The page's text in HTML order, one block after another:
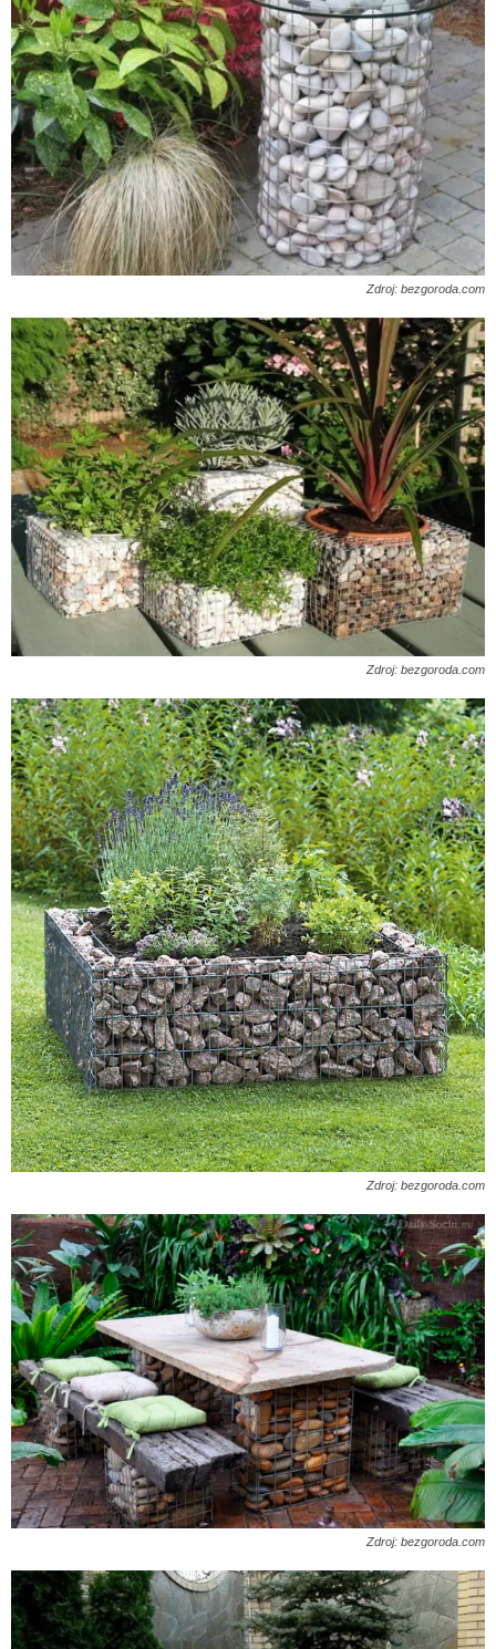
Zdroj: bezgoroda.com
Zdroj: bezgoroda.com
Zdroj: bezgoroda.com
Zdroj: bezgoroda.com